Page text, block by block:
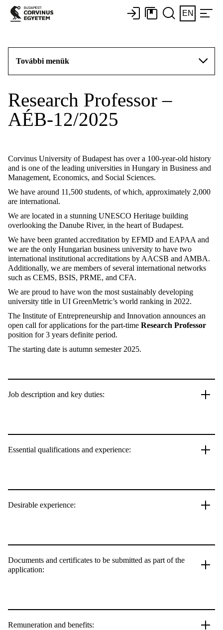
EN
További menük
Research Professor –
AÉB-12/2025
Corvinus University of Budapest has over a 100-year-old history
and is one of the leading universities in Hungary in Business and
Management, Economics, and Social Sciences.
We have around 11,500 students, of which, approximately 2,000
are international.
We are located in a stunning UNESCO Heritage building
overlooking the Danube River, in the heart of Budapest.
We have been granted accreditation by EFMD and EAPAA and
we are the only Hungarian business university to have two
international institutional accreditations by AACSB and AMBA.
Additionally, we are members of several international networks
such as CEMS, BSIS, PRME, and CFA.
We are proud to have won the most sustainably developing
university title in UI GreenMetric’s world ranking in 2022.
The Institute of Entrepreneurship and Innovation announces an
open call for applications for the part-time Research Professor
position for 3 years definite period.
The starting date is autumn semester 2025.
Job description and key duties:
Essential qualifications and experience:
Desirable experience:
Documents and certificates to be submitted as part of the
application:
Remuneration and benefits: